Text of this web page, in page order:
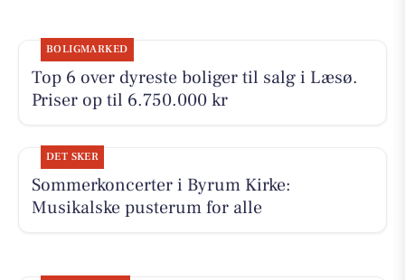
BOLIGMARKED
Top 6 over dyreste boliger til salg i Læsø.
Priser op til 6.750.000 kr
DET SKER
Sommerkoncerter i Byrum Kirke:
Musikalske pusterum for alle